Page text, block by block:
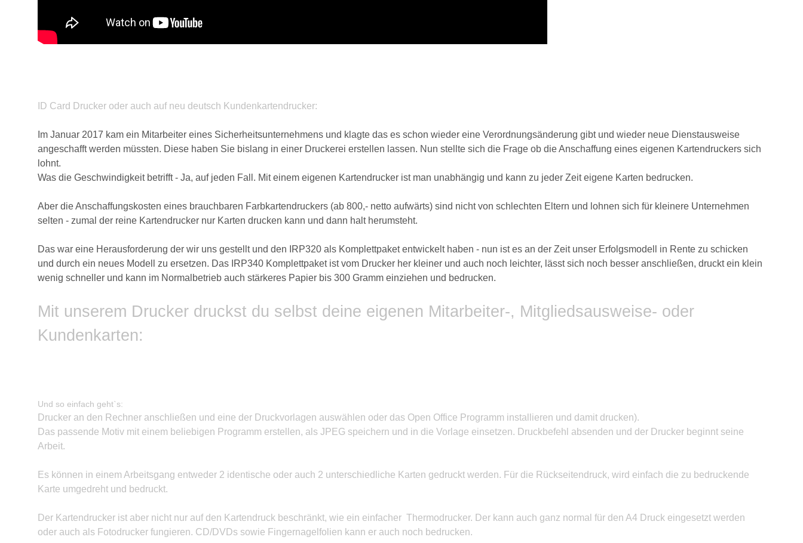
ID Card Drucker oder auch auf neu deutsch Kundenkartendrucker:
Im Januar 2017 kam ein Mitarbeiter eines Sicherheitsunternehmens und klagte das es schon wieder eine Verordnungsänderung gibt und wieder neue Dienstausweise
angeschafft werden müssten. Diese haben Sie bislang in einer Druckerei erstellen lassen. Nun stellte sich die Frage ob die Anschaffung eines eigenen Kartendruckers sich
lohnt.
Was die Geschwindigkeit betrifft - Ja, auf jeden Fall. Mit einem eigenen Kartendrucker ist man unabhängig und kann zu jeder Zeit eigene Karten bedrucken.
Aber die Anschaffungskosten eines brauchbaren Farbkartendruckers (ab 800,- netto aufwärts) sind nicht von schlechten Eltern und lohnen sich für kleinere Unternehmen
selten - zumal der reine Kartendrucker nur Karten drucken kann und dann halt herumsteht.
Das war eine Herausforderung der wir uns gestellt und den IRP320 als Komplettpaket entwickelt haben - nun ist es an der Zeit unser Erfolgsmodell in Rente zu schicken
und durch ein neues Modell zu ersetzen. Das IRP340 Komplettpaket ist vom Drucker her kleiner und auch noch leichter, lässt sich noch besser anschließen, druckt ein klein
wenig schneller und kann im Normalbetrieb auch stärkeres Papier bis 300 Gramm einziehen und bedrucken.
Mit unserem Drucker druckst du selbst deine eigenen Mitarbeiter-, Mitgliedsausweise- oder
Kundenkarten:
Und so einfach geht`s:
Drucker an den Rechner anschließen und eine der Druckvorlagen auswählen oder das Open Office Programm installieren und damit drucken).
Das passende Motiv mit einem beliebigen Programm erstellen, als JPEG speichern und in die Vorlage einsetzen. Druckbefehl absenden und der Drucker beginnt seine
Arbeit.
Es können in einem Arbeitsgang entweder 2 identische oder auch 2 unterschiedliche Karten gedruckt werden. Für die Rückseitendruck, wird einfach die zu bedruckende
Karte umgedreht und bedruckt.
Der Kartendrucker ist aber nicht nur auf den Kartendruck beschränkt, wie ein einfacher Thermodrucker. Der kann auch ganz normal für den A4 Druck eingesetzt werden
oder auch als Fotodrucker fungieren. CD/DVDs sowie Fingernagelfolien kann er auch noch bedrucken.